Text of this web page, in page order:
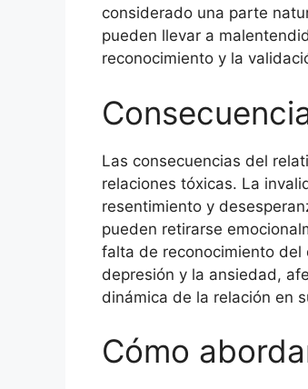
considerado una parte
pueden llevar a
reconocimiento y la
Las consecuencias del
relaciones tóxicas. La
resentimiento y
pueden retirarse
falta de reconocimiento del
depresión y la ansiedad,
dinámica de la relación en
Cómo